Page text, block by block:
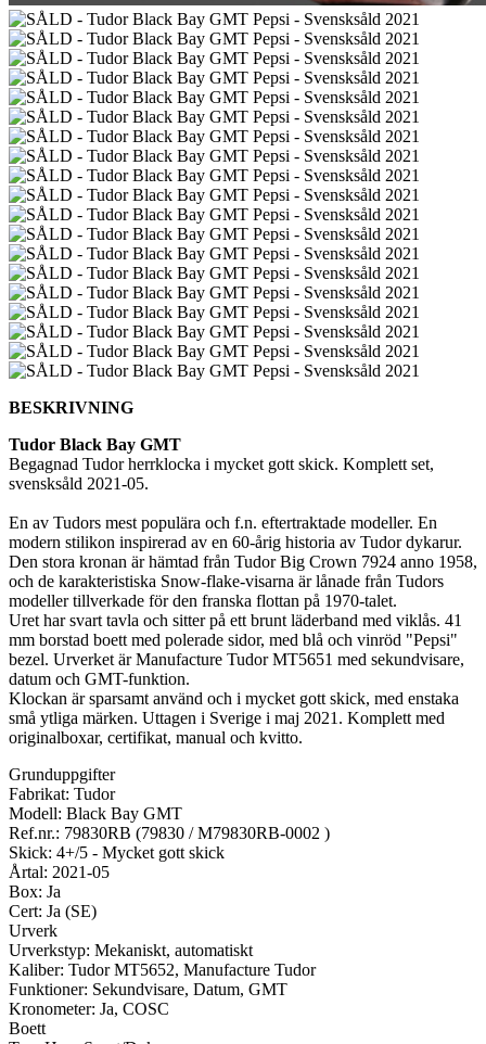
BESKRIVNING
Tudor Black Bay GMT
Begagnad Tudor herrklocka i mycket gott skick. Komplett set,
svensksåld 2021-05.
En av Tudors mest populära och f.n. eftertraktade modeller. En
modern stilikon inspirerad av en 60-årig historia av Tudor dykarur.
Den stora kronan är hämtad från Tudor Big Crown 7924 anno 1958,
och de karakteristiska Snow-flake-visarna är lånade från Tudors
modeller tillverkade för den franska flottan på 1970-talet.
Uret har svart tavla och sitter på ett brunt läderband med viklås. 41
mm borstad boett med polerade sidor, med blå och vinröd "Pepsi"
bezel. Urverket är Manufacture Tudor MT5651 med sekundvisare,
datum och GMT-funktion.
Klockan är sparsamt använd och i mycket gott skick, med enstaka
små ytliga märken. Uttagen i Sverige i maj 2021. Komplett med
originalboxar, certifikat, manual och kvitto.
Grunduppgifter
Fabrikat: Tudor
Modell: Black Bay GMT
Ref.nr.: 79830RB (79830 / M79830RB-0002 )
Skick: 4+/5 - Mycket gott skick
Årtal: 2021-05
Box: Ja
Cert: Ja (SE)
Urverk
Urverkstyp: Mekaniskt, automatiskt
Kaliber: Tudor MT5652, Manufacture Tudor
Funktioner: Sekundvisare, Datum, GMT
Kronometer: Ja, COSC
Boett